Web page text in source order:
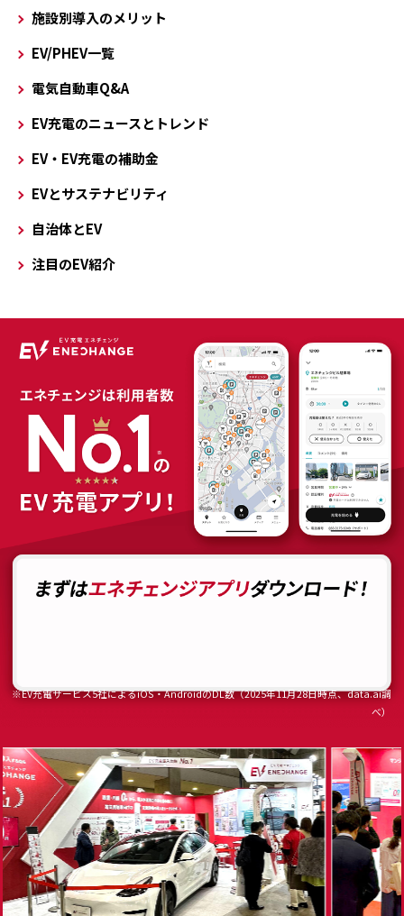
施設別導入のメリット
EV/PHEV一覧
電気自動車Q&A
EV充電のニュースとトレンド
EV・EV充電の補助金
EVとサステナビリティ
自治体とEV
注目のEV紹介
※EV充電サービス5社によるiOS・AndroidのDL数（2025年11月28日時点、data.ai調
べ）